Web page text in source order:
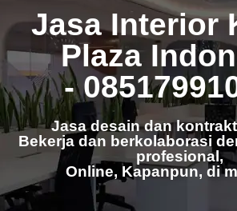
Jasa Interior
Plaza
-
Jasa desain dan
Bekerja dan berkolaborasi
profesional,
Online, Kapanpun, di